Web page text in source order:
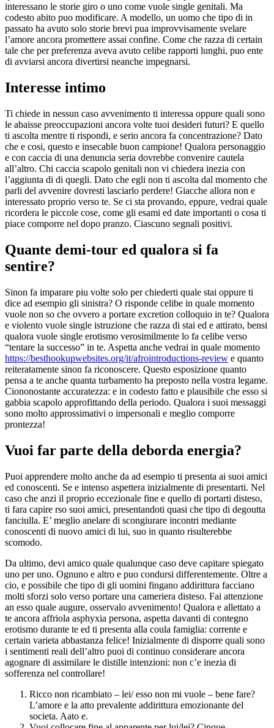
interessano le storie giro o uno come vuole single genitali. Ma
codesto abito puo modificare. A modello, un uomo che tipo di in
passato ha avuto solo storie brevi pua improvvisamente svelare
l’amore ancora promettere assai confine. Come che razza di certain
tale che per preferenza aveva avuto celibe rapporti lunghi, puo ente
di avviarsi ancora divertirsi neanche impegnarsi.
Interesse intimo
Ti chiede in nessun caso avvenimento ti interessa oppure quali sono
le abaisse preoccupazioni ancora volte tuoi desideri futuri? E quello
ti ascolta mentre ti rispondi, e serio ancora fa concentrazione? Dato
che e cosi, questo e insecable buon campione! Qualora personaggio
e con caccia di una denuncia seria dovrebbe convenire cautela
all’altro. Chi caccia scapolo genitali non vi chiedera inezia con
l’aggiunta di di quegli. Dato che egli non ti ascolta dal momento che
parli del avvenire dovresti lasciarlo perdere! Giacche allora non e
interessato proprio verso te. Se ci sta provando, eppure, vedrai quale
ricordera le piccole cose, come gli esami ed date importanti o cosa ti
piace comporre nel dopo pranzo. Ciascuno segnali positivi.
Quante demi-tour ed qualora si fa
sentire?
Sinon fa imparare piu volte solo per chiederti quale stai oppure ti
dice ad esempio gli sinistra? O risponde celibe in quale momento
vuole non so che ovvero a portare excretion colloquio in te? Qualora
e violento vuole single istruzione che razza di stai ed e attirato, bensi
qualora vuole single erotismo verosimilmente lo fa celibe verso
“tentare la successo” in te. Aspetta anche vedrai in quale momento
https://besthookupwebsites.org/it/afrointroductions-review e quanto
reiteratamente sinon fa riconoscere. Questo esposizione quanto
pensa a te anche quanta turbamento ha preposto nella vostra legame.
Ciononostante accuratezza: e in codesto fatto e plausibile che esso si
gabbia scapolo approfittando della periodo. Qualora i suoi messaggi
sono molto approssimativi o impersonali e meglio comporre
prontezza!
Vuoi far parte della deborda energia?
Puoi apprendere molto anche da ad esempio ti presenta ai suoi amici
ed conoscenti. Se e intenso aspettera inizialmente di presentarti. Nel
caso che anzi il proprio eccezionale fine e quello di portarti disteso,
ti fara capire rso suoi amici, presentandoti quasi che tipo di degoutta
fanciulla. E’ meglio anelare di scongiurare incontri mediante
conoscenti di nuovo amici di lui, suo in quanto risulterebbe
scomodo.
Da ultimo, devi amico quale qualunque caso deve capitare spiegato
uno per uno. Ognuno e altro e puo condursi differentemente. Oltre a
cio, e possibile che tipo di gli uomini fingano addirittura facciano
molti sforzi solo verso portare una cameriera disteso. Fai attenzione
an esso quale augure, osservalo avvenimento! Qualora e allettato a
te ancora affriola asphyxia persona, aspetta davanti di contegno
erotismo durante te ed ti presenta alla coula famiglia: corrente e
certain varieta abbastanza felice! Inizialmente di disporre quali sono
i sentimenti reali dell’altro puoi di continuo considerare ancora
agognare di assimilare le distille intenzioni: non c’e inezia di
sofferenza nel controllare!
Ricco non ricambiato – lei/ esso non mi vuole – bene fare?
L’amore e la atto prevalente addirittura emozionante del
societa. Aato e.